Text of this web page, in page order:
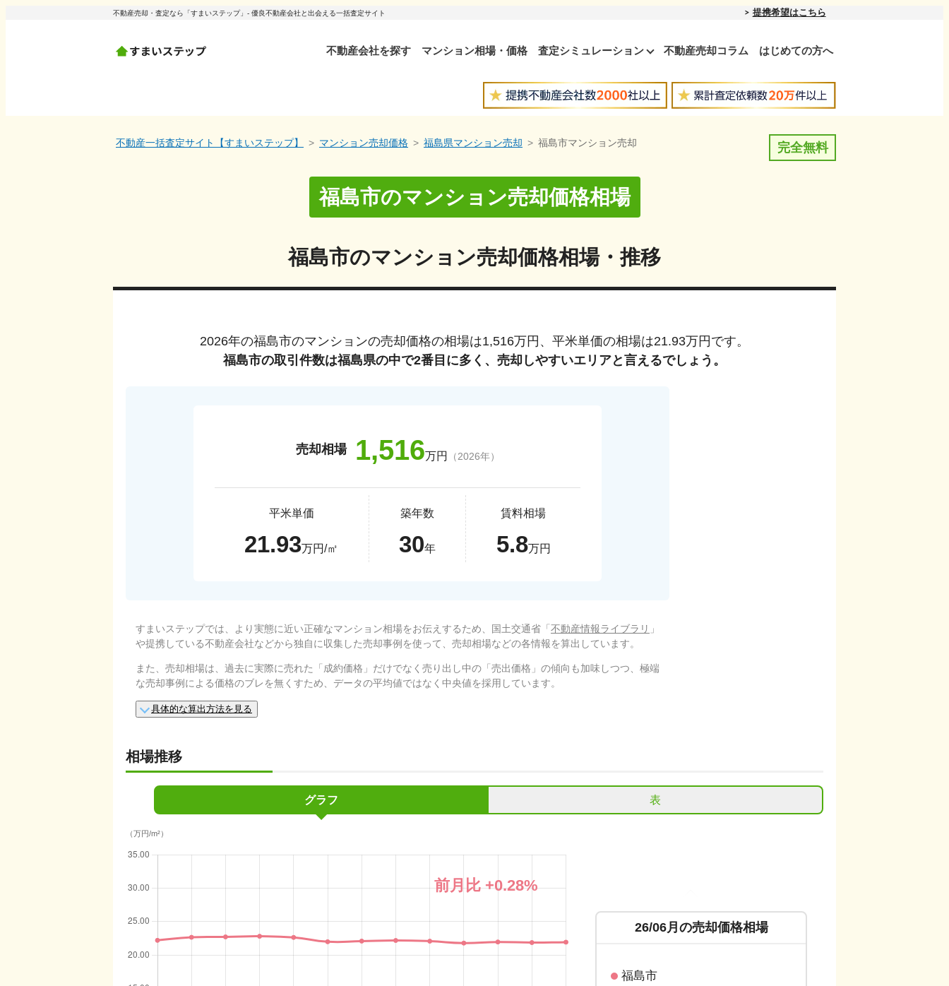
不動産売却・査定なら「すまいステップ」- 優良不動産会社と出会える一括査定サイト 提携希望はこちら
不動産会社を探す マンション相場・価格 査定シミュレーション 不動産売却コラム はじめての方へ
不動産一括査定サイト【すまいステップ】 マンション売却価格 福島県マンション売却 福島市マンション売却 完全無料
福島市のマンション売却価格相場
福島市のマンション売却価格相場・推移
2026年の福島市のマンションの売却価格の相場は1,516万円、平米単価の相場は21.93万円です。
福島市の取引件数は福島県の中で2番目に多く、売却しやすいエリアと言えるでしょう。
売却相場 1,516万円 （2026年）
平米単価
21.93万円/㎡
築年数
30年
賃料相場
5.8万円
すまいステップでは、より実態に近い正確なマンション相場をお伝えするため、国土交通省「 不動産情報ライブラリ 」
や提携している不動産会社などから独自に収集した売却事例を使って、売却相場などの各情報を算出しています。
また、売却相場は、過去に実際に売れた「成約価格」だけでなく売り出し中の「売出価格」の傾向も加味しつつ、極端
な売却事例による価格のブレを無くすため、データの平均値ではなく中央値を採用しています。
具体的な算出方法を見る
相場推移
グラフ 表
（万円/m²）
前月比+0.28%
26/06月の売却価格相場
福島市